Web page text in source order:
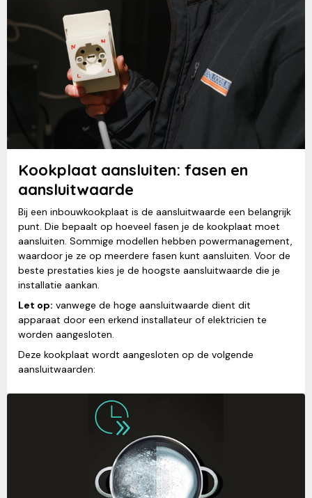
Kookplaat aansluiten: fasen en
aansluitwaarde
Bij een inbouwkookplaat is de aansluitwaarde een belangrijk
punt. Die bepaalt op hoeveel fasen je de kookplaat moet
aansluiten. Sommige modellen hebben powermanagement,
waardoor je ze op meerdere fasen kunt aansluiten. Voor de
beste prestaties kies je de hoogste aansluitwaarde die je
installatie aankan.
Let op: vanwege de hoge aansluitwaarde dient dit
apparaat door een erkend installateur of elektricien te
worden aangesloten.
Deze kookplaat wordt aangesloten op de volgende
aansluitwaarden: